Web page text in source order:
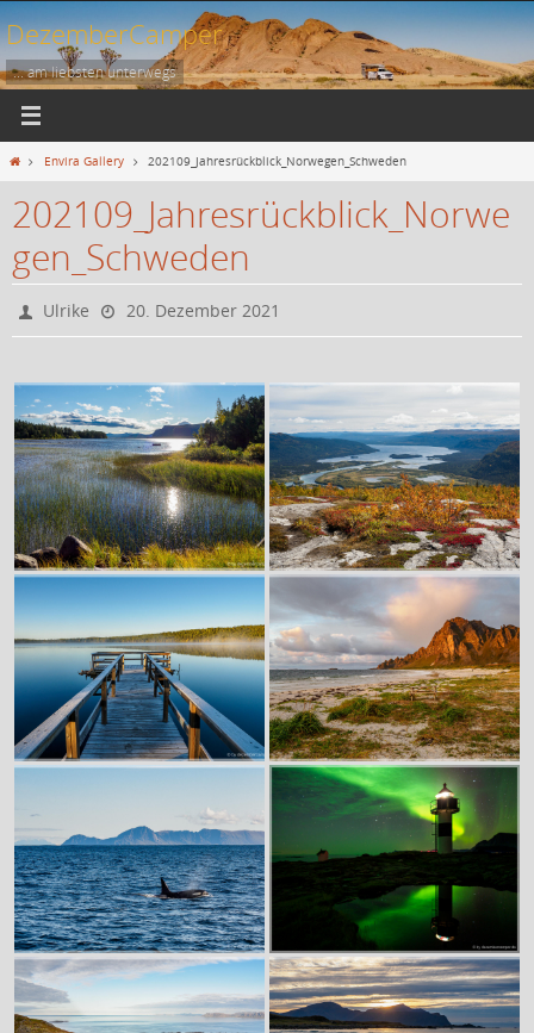
Zum
Inhalt
springen
DezemberCamper
... am liebsten unterwegs
StartEnvira Gallery 202109_Jahresrückblick_Norwegen_Schweden
202109_Jahresrückblick_Norwe
gen_Schweden
Ulrike 20. Dezember 2021